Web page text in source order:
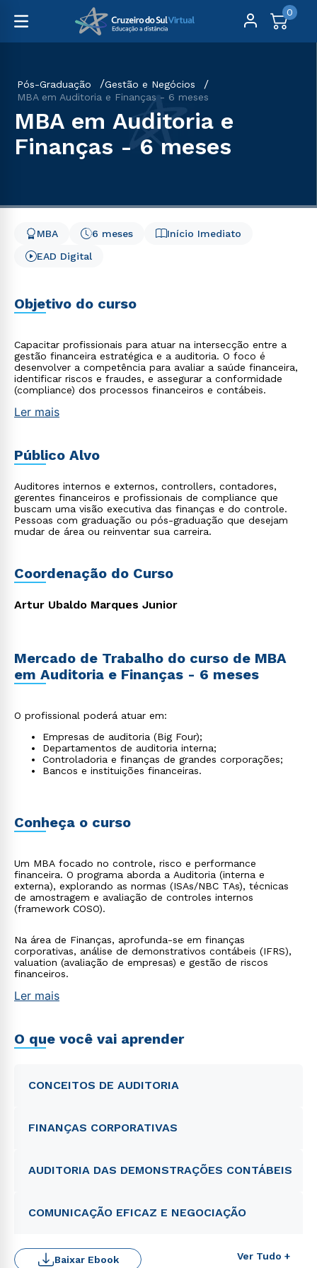
0
Pós-Graduação
Gestão e Negócios
MBA em Auditoria e Finanças - 6 meses
MBA em Auditoria e
Finanças - 6 meses
Início Imediato
6 meses
MBA
EAD Digital
Objetivo do curso
Capacitar profissionais para atuar na intersecção entre a
gestão financeira estratégica e a auditoria. O foco é
desenvolver a competência para avaliar a saúde financeira,
identificar riscos e fraudes, e assegurar a conformidade
(compliance) dos processos financeiros e contábeis.
Ler mais
Público Alvo
Auditores internos e externos, controllers, contadores,
gerentes financeiros e profissionais de compliance que
buscam uma visão executiva das finanças e do controle.
Pessoas com graduação ou pós-graduação que desejam
mudar de área ou reinventar sua carreira.
Coordenação do Curso
Artur Ubaldo Marques Junior
Mercado de Trabalho do curso de MBA
em Auditoria e Finanças - 6 meses
O profissional poderá atuar em:
Empresas de auditoria (Big Four);
Departamentos de auditoria interna;
Controladoria e finanças de grandes corporações;
Bancos e instituições financeiras.
Conheça o curso
Um MBA focado no controle, risco e performance
financeira. O programa aborda a Auditoria (interna e
externa), explorando as normas (ISAs/NBC TAs), técnicas
de amostragem e avaliação de controles internos
(framework COSO).
Na área de Finanças, aprofunda-se em finanças
corporativas, análise de demonstrativos contábeis (IFRS),
valuation (avaliação de empresas) e gestão de riscos
financeiros.
Ler mais
O que você vai aprender
CONCEITOS DE AUDITORIA
FINANÇAS CORPORATIVAS
AUDITORIA DAS DEMONSTRAÇÕES CONTÁBEIS
COMUNICAÇÃO EFICAZ E NEGOCIAÇÃO
Ver Tudo +
Baixar Ebook